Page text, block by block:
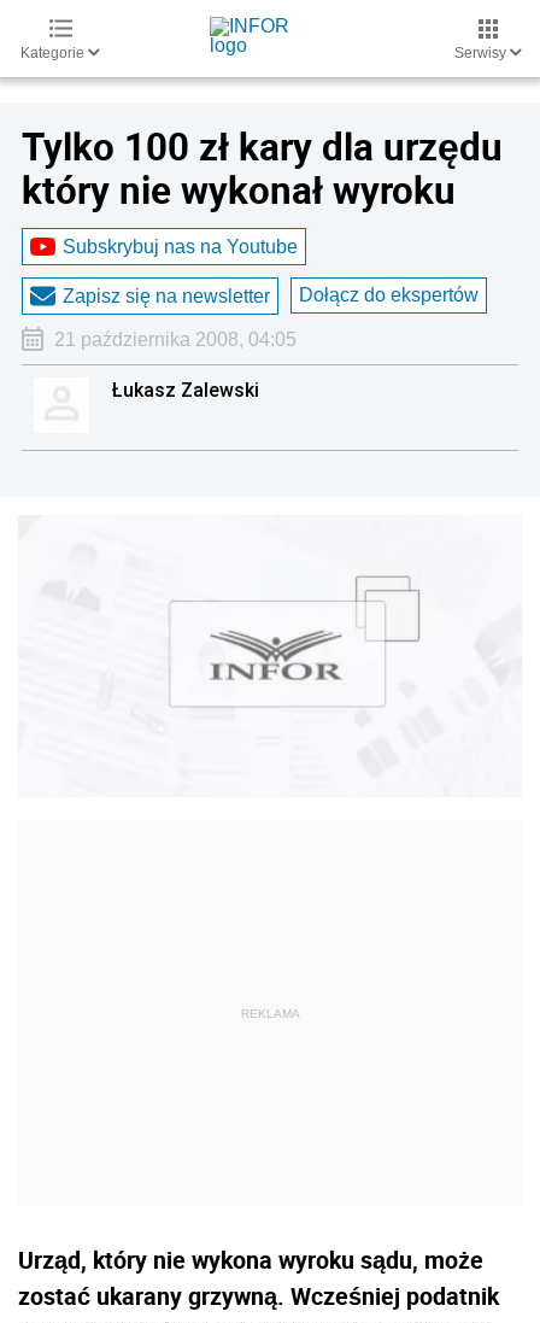
Kategorie Serwisy
Tylko 100 zł kary dla urzędu
który nie wykonał wyroku
Subskrybuj nas na Youtube
Zapisz się na newsletter Dołącz do ekspertów
21 października 2008, 04:05
Łukasz Zalewski
Urząd, który nie wykona wyroku sądu, może
zostać ukarany grzywną. Wcześniej podatnik